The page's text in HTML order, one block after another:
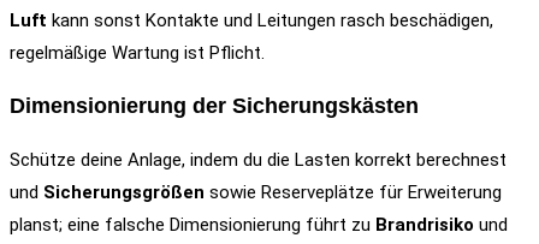
Luft kann sonst Kontakte und Leitungen rasch beschädigen,
regelmäßige Wartung ist Pflicht.
Dimensionierung der Sicherungskästen
Schütze deine Anlage, indem du die Lasten korrekt berechnest
und Sicherungsgrößen sowie Reserveplätze für Erweiterung
planst; eine falsche Dimensionierung führt zu Brandrisiko und